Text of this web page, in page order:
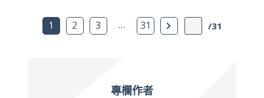
1 2 3 … 31 下一頁 /31
專欄作者